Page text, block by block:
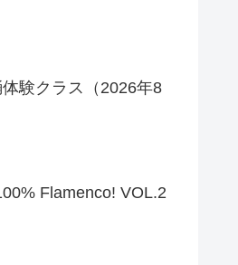
験クラス（2026年8
Flamenco! VOL.2